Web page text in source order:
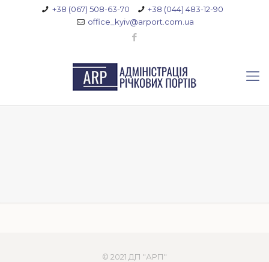
+38 (067) 508-63-70
+38 (044) 483-12-90
office_kyiv@arport.com.ua
© 2021 ДП "АРП"